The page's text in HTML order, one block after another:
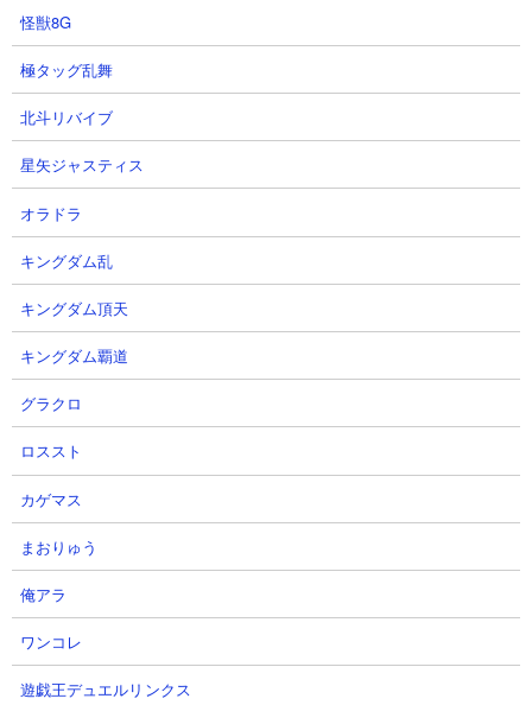
「ネコレンジャー」さんの攻略動画です。攻略というよりはステ
産壁として使い、ヘヴィジャークやアマテラスなどの大型キャラ
をアタッカーにして戦っています。編成に黒キャスなども入れて
はいますがほぼほぼ出番なし。また動画内ではネコパーフェクト
（射程350）がレッド・エナGに射程勝ちしてる解説があります
が、その後レッド・エナGに修正が入って射程が370に伸びていま
すのでご注意を。
２．たそがれに燃える丘 にゃんまやガネーシャを
使った攻略
怪獣8G
極タッグ乱舞
北斗リバイブ
星矢ジャスティス
オラドラ
キングダム乱
キングダム頂天
キングダム覇道
グラクロ
ロススト
カゲマス
まおりゅう
俺アラ
ワンコレ
遊戯王デュエルリンクス